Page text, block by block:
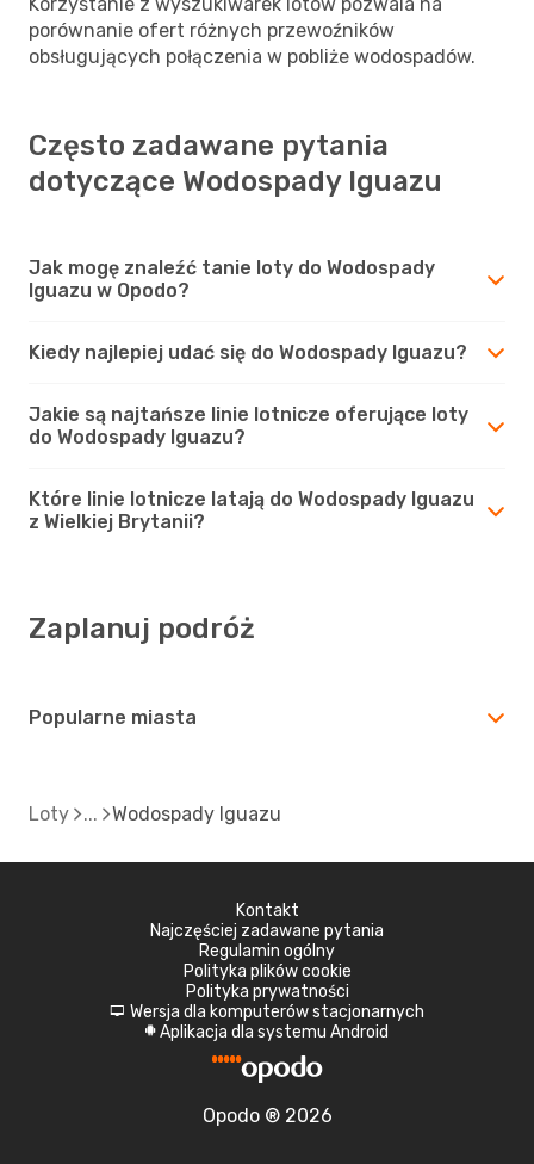
porównanie ofert różnych przewoźników
obsługujących połączenia w pobliże wodospadów.
Często zadawane pytania
dotyczące Wodospady Iguazu
Jak mogę znaleźć tanie loty do Wodospady
Iguazu w Opodo?
Kiedy najlepiej udać się do Wodospady Iguazu?
Jakie są najtańsze linie lotnicze oferujące loty
do Wodospady Iguazu?
Które linie lotnicze latają do Wodospady Iguazu
z Wielkiej Brytanii?
Zaplanuj podróż
Popularne miasta
Loty Wodospady Iguazu
Kontakt
Najczęściej zadawane pytania
Regulamin ogólny
Polityka plików cookie
Polityka prywatności
d Wersja dla komputerów stacjonarnych
A Aplikacja dla systemu Android
Opodo ® 2026